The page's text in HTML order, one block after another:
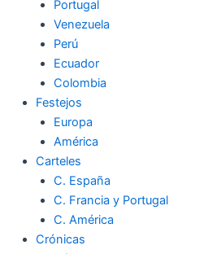
Portugal
Venezuela
Perú
Ecuador
Colombia
Festejos
Europa
América
Carteles
C. España
C. Francia y Portugal
C. América
Crónicas